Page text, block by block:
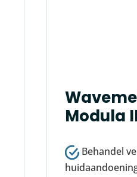
Modula
Behandel